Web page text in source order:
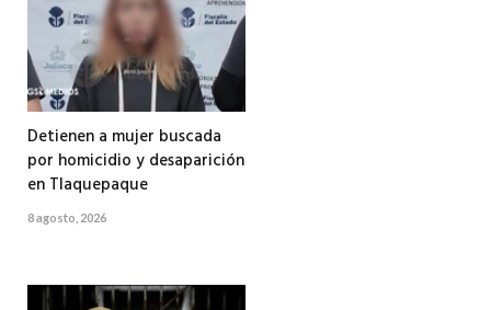
Detienen a mujer buscada
por homicidio y desaparición
en Tlaquepaque
8 agosto, 2026